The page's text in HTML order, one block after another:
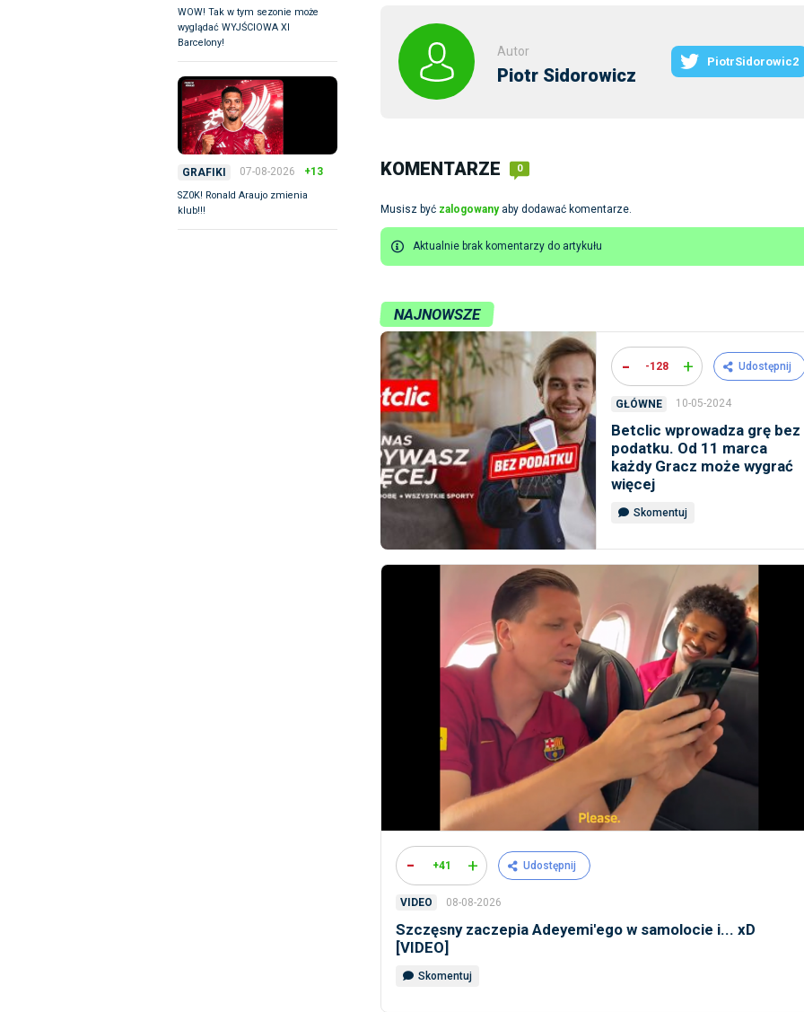
WOW! Tak w tym sezonie może
wyglądać WYJŚCIOWA XI
Barcelony!
GRAFIKI 07-08-2026 +13
SZ0K! Ronald Araujo zmienia
klub!!!
Autor
Piotr Sidorowicz
PiotrSidorowic2
KOMENTARZE 0
Musisz być zalogowanyaby dodawać komentarze.
Aktualnie brak komentarzy do artykułu
NAJNOWSZE
- -128 + Udostępnij
GŁÓWNE 10-05-2024
Betclic wprowadza grę bez
podatku. Od 11 marca
każdy Gracz może wygrać
więcej
Skomentuj
- +41 + Udostępnij
VIDEO 08-08-2026
Szczęsny zaczepia Adeyemi'ego w samolocie i... xD
[VIDEO]
Skomentuj